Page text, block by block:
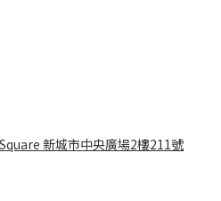
新城市中央廣場2樓211號